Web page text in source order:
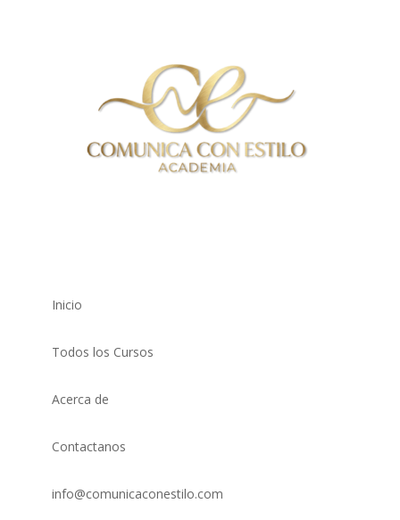
Inicio
Todos los Cursos
Acerca de
Contactanos
info@comunicaconestilo.com